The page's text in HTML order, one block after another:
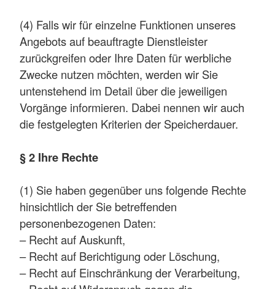
(4) Falls wir für einzelne Funktionen unseres
Angebots auf beauftragte Dienstleister
zurückgreifen oder Ihre Daten für werbliche
Zwecke nutzen möchten, werden wir Sie
untenstehend im Detail über die jeweiligen
Vorgänge informieren. Dabei nennen wir auch
die festgelegten Kriterien der Speicherdauer.
§ 2 Ihre Rechte
(1) Sie haben gegenüber uns folgende Rechte
hinsichtlich der Sie betreffenden
personenbezogenen Daten:
– Recht auf Auskunft,
– Recht auf Berichtigung oder Löschung,
– Recht auf Einschränkung der Verarbeitung,